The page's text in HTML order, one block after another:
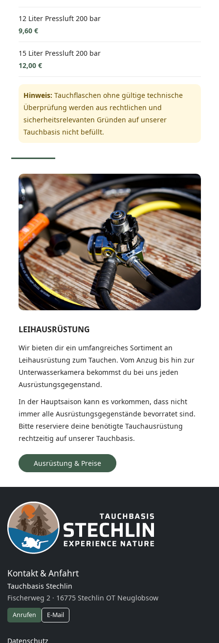
12 Liter Pressluft 200 bar
9,60 €
15 Liter Pressluft 200 bar
12,00 €
Hinweis: Tauchflaschen ohne gültige technische
Überprüfung werden aus rechtlichen und
sicherheitsrelevanten Gründen auf unserer
Tauchbasis nicht befüllt.
LEIHAUSRÜSTUNG
Wir bieten dir ein umfangreiches Sortiment an
Leihausrüstung zum Tauchen. Vom Anzug bis hin zur
Unterwasserkamera bekommst du bei uns jeden
Ausrüstungsgegenstand.
In der Hauptsaison kann es vorkommen, dass nicht
immer alle Ausrüstungsgegenstände bevorratet sind.
Bitte reserviere deine benötigte Tauchausrüstung
rechtzeitig auf unserer Tauchbasis.
Ausrüstung & Preise
Kontakt & Anfahrt
Tauchbasis Stechlin
Fischerweg 2 · 16775 Stechlin OT Neuglobsow
Anrufen E-Mail
Datenschutz